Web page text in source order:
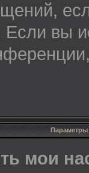
вы
Параметры
мои